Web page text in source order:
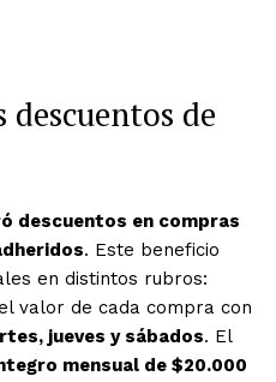
descuentos de
descuentos en compras
. Este beneficio
en distintos rubros:
valor de cada compra con
jueves y sábados. El
mensual de $20.000